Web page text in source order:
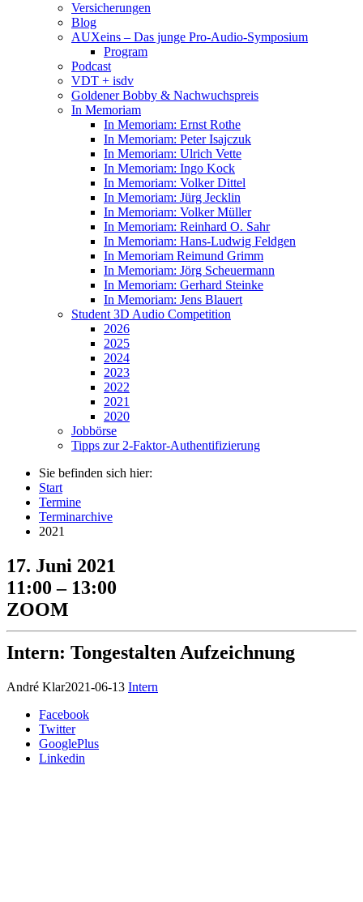
Versicherungen
Blog
AUXeins – Das junge Pro-Audio-Symposium
Program
Podcast
VDT + isdv
Goldener Bobby & Nachwuchspreis
In Memoriam
In Memoriam: Ernst Rothe
In Memoriam: Peter Isajczuk
In Memoriam: Ulrich Vette
In Memoriam: Ingo Kock
In Memoriam: Volker Dittel
In Memoriam: Jürg Jecklin
In Memoriam: Volker Müller
In Memoriam: Reinhard O. Sahr
In Memoriam: Hans-Ludwig Feldgen
In Memoriam Reimund Grimm
In Memoriam: Jörg Scheuermann
In Memoriam: Gerhard Steinke
In Memoriam: Jens Blauert
Student 3D Audio Competition
2026
2025
2024
2023
2022
2021
2020
Jobbörse
Tipps zur 2-Faktor-Authentifizierung
Sie befinden sich hier:
Start
Termine
Terminarchive
2021
17. Juni 2021
11:00 – 13:00
ZOOM
Intern: Tongestalten Aufzeichnung
André Klar2021-06-13 Intern
Facebook
Twitter
GooglePlus
Linkedin